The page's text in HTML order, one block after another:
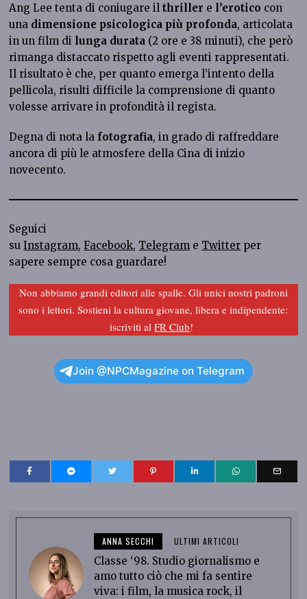
Ang Lee tenta di coniugare ilthriller e l’erotico con
una dimensione psicologica più profonda, articolata
in un film di lunga durata (2 ore e 38 minuti), che però
rimanga distaccato rispetto agli eventi rappresentati.
Il risultato è che, per quanto emerga l’intento della
pellicola, risulti difficile la comprensione di quanto
volesse arrivare in profondità il regista.
Degna di nota la fotografia, in grado di raffreddare
ancora di più le atmosfere della Cina di inizio
novecento.
Seguici
suInstagram,Facebook, Telegram e Twitter per
sapere sempre cosa guardare!
Non abbiamo grandi editori alle spalle. Gli unici nostri padroni
sono i lettori. Sostieni la cultura giovane, libera e indipendente:
iscriviti alFR Club!
Join @NPCMagazine on Telegram
ANNA SECCHI ULTIMI ARTICOLI
Classe ‘98. Studio giornalismo e
amo tutto ciò che mi fa sentire
viva: i film, la musica rock, il